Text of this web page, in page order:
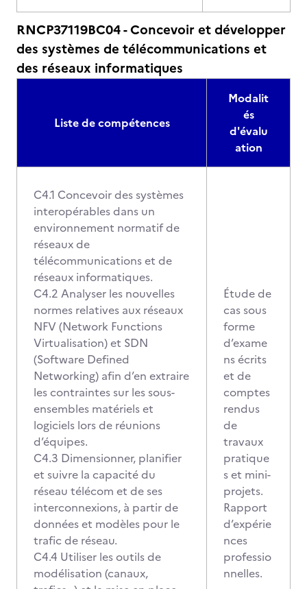
RNCP37119BC04 - Concevoir et développer
des systèmes de télécommunications et
des réseaux informatiques
Liste de compétences
Modalit
és
d'évalu
ation
C4.1 Concevoir des systèmes
interopérables dans un
environnement normatif de
réseaux de
télécommunications et de
réseaux informatiques.
C4.2 Analyser les nouvelles
normes relatives aux réseaux
NFV (Network Functions
Virtualisation) et SDN
(Software Defined
Networking) afin d’en extraire
les contraintes sur les sous-
ensembles matériels et
logiciels lors de réunions
d’équipes.
C4.3 Dimensionner, planifier
et suivre la capacité du
réseau télécom et de ses
interconnexions, à partir de
données et modèles pour le
trafic de réseau.
C4.4 Utiliser les outils de
modélisation (canaux,
Étude de
cas sous
forme
d’exame
ns écrits
et de
comptes
rendus
de
travaux
pratique
s et mini-
projets.
Rapport
d’expérie
nces
professio
nnelles.